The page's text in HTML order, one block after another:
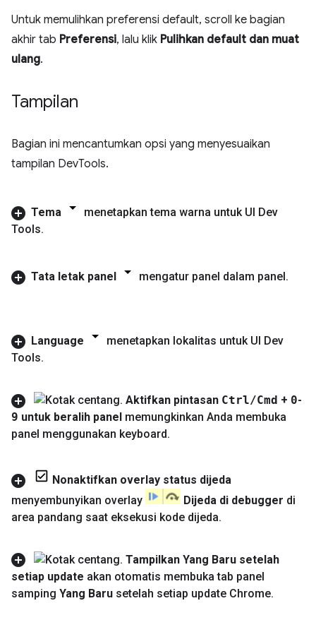
Untuk memulihkan preferensi default, scroll ke bagian
akhir tab Preferensi, lalu klik Pulihkan default dan muat
ulang.
Tampilan
Bagian ini mencantumkan opsi yang menyesuaikan
tampilan DevTools.
Tema
menetapkan tema warna untuk UI Dev
Tools.
Tata letak panel mengatur panel dalam panel .
Language
menetapkan lokalitas untuk UI Dev
Tools.
Aktifkan pintasan Ctrl/Cmd + 0-
9 untuk beralih panel memungkinkan Anda membuka
panel menggunakan keyboard.
Nonaktifkan overlay status dijeda
menyembunyikan overlay
Dijeda di debugger di
area pandang saat eksekusi kode dijeda.
Tampilkan Yang Baru setelah
setiap update akan otomatis membuka tab panel
samping Yang Baru setelah setiap update Chrome.